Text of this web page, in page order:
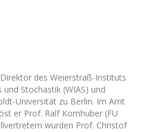
des Weierstraß-Instituts
Stochastik (WIAS) und
Universität zu Berlin. Im Amt
er Prof. Ralf Kornhuber (FU
wurden Prof. Christof